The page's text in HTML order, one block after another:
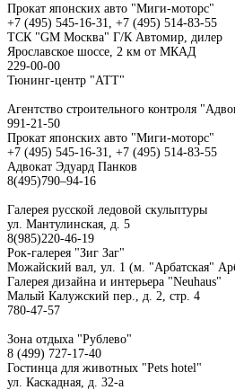
Прокат японских авто "Миги-моторс"
+7 (495) 545-16-31, +7 (495) 514-83-55
ТСК "GM Москва" Г/К Автомир, дилер
Ярославское шоссе, 2 км от МКАД
229-00-00
Тюнинг-центр "АТТ"
Агентство строительного контроля
991-21-50
Прокат японских авто "Миги-моторс"
+7 (495) 545-16-31, +7 (495) 514-83-55
Адвокат Эдуард Панков
8(495)790–94-16
Галерея русской ледовой скульптуры
ул. Мантулинская, д. 5
8(985)220-46-19
Рок-галерея "Зиг Заг"
Можайский вал, ул. 1 (м. "Арбатская"
Галерея дизайна и интерьера "Neuhaus"
Малый Калужский пер., д. 2, стр. 4
780-47-57
Зона отдыха "Рублево"
8 (499) 727-17-40
Гостинца для животных "Рets hotel"
ул. Каскадная, д. 32-а